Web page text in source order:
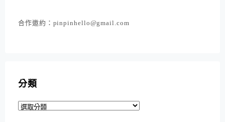
合作邀約：pinpinhello@gmail.com
分類
分